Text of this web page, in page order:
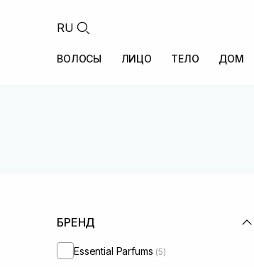
RU
ВОЛОСЫ ЛИЦО ТЕЛО ДОМ
БРЕНД
Essential Parfums (5)